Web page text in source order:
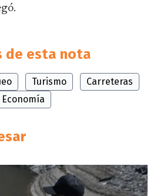
de esta nota
Turismo
Carreteras
Economía